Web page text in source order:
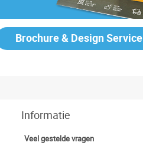
Brochure & Design Service
Informatie
Veel gestelde vragen